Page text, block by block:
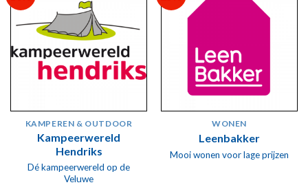
KAMPEREN & OUTDOOR
Kampeerwereld
Hendriks
Dé kampeerwereld op de
Veluwe
WONEN
Leenbakker
Mooi wonen voor lage prijzen